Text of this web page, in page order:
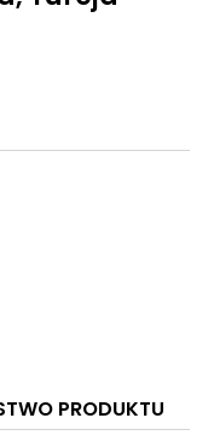
PRODUKTU